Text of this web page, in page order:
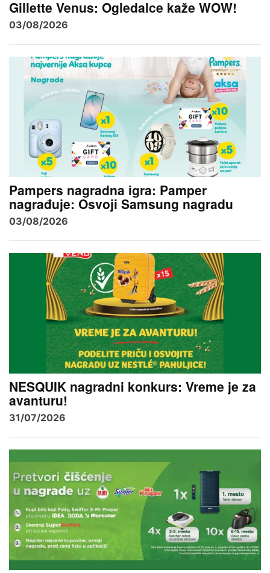
Gillette Venus: Ogledalce kaže WOW!
03/08/2026
Pampers nagradna igra: Pamper
nagrađuje: Osvoji Samsung nagradu
03/08/2026
NESQUIK nagradni konkurs: Vreme je za
avanturu!
31/07/2026